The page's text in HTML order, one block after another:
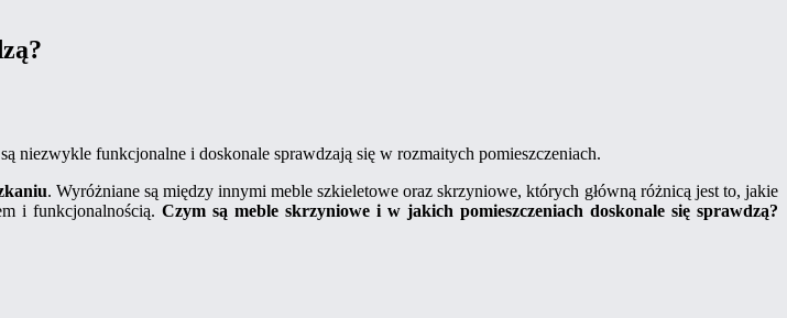
niezwykle funkcjonalne i doskonale sprawdzają się w rozmaitych pomieszczeniach.
. Wyróżniane są między innymi meble szkieletowe oraz skrzyniowe, których główną różnicą jest to, jakie
i funkcjonalnością. Czym są meble skrzyniowe i w jakich pomieszczeniach doskonale się sprawdzą?